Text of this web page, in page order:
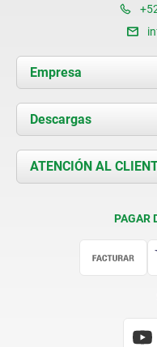
Empresa
Acerca de nosotros
Novedades
Contacto
Descargas
Documents
ATENCIÓN AL
PAGAR